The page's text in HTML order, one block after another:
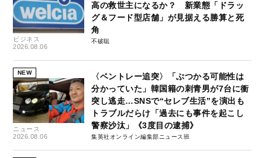
ビジネス
2026.08.06
高の救世主になるか？ 新業態「ドラッ
グ＆フード型店舗」が見据える勝算と死
角
不破聡
NEW
ニュース
2026.08.06
〈ベントレー追突〉「ぶつかる可能性は
分かっていた」韓国籍の刺青男が7台に衝
突し逃走…SNSで“セレブ生活”を演出も
トラブルだらけ「過去にも事件を起こし
警察沙汰」《3度目の逮捕》
集英社オンライン編集部ニュース班